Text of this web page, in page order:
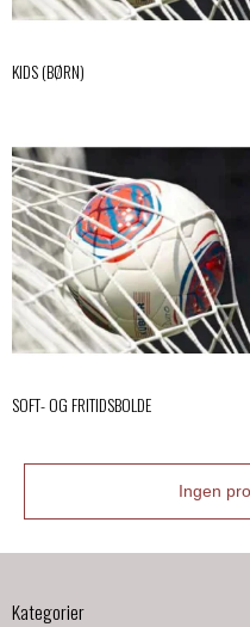
KIDS (BØRN)
SOFT- OG FRITIDSBOLDE
Ingen
Kategorier